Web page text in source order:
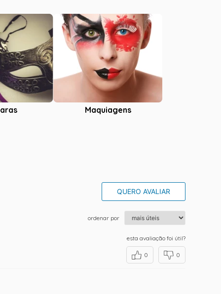
Maquiagens
QUERO AVALIAR
ordenar por
esta avaliação foi útil?
0 0